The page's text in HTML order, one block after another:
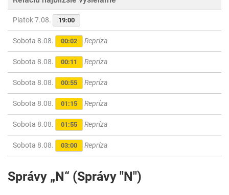
Piatok 7.08. 19:00
Sobota 8.08. 00:02 Repríza
Sobota 8.08. 00:11 Repríza
Sobota 8.08. 00:55 Repríza
Sobota 8.08. 01:15 Repríza
Sobota 8.08. 01:55 Repríza
Sobota 8.08. 03:00 Repríza
Správy „N“ (Správy "N")